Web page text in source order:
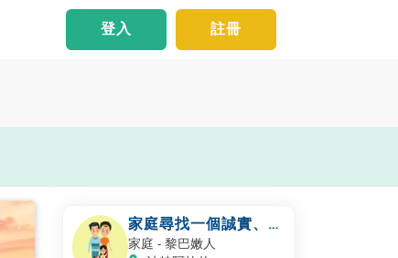
註冊
登入
家庭尋找一個誠實、善
良、勤奮的工作者
家庭 - 黎巴嫩人